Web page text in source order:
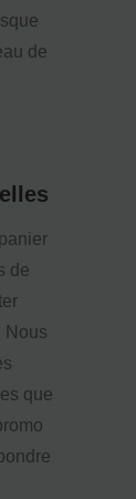
de
de
Nous
que